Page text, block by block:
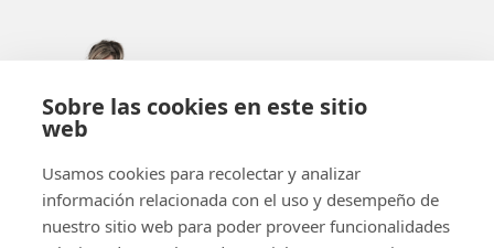
Sobre las cookies en este sitio
web
Usamos cookies para recolectar y analizar
información relacionada con el uso y desempeño de
nuestro sitio web para poder proveer funcionalidades
800-842-9551 (LLAMADA GRATUITA)
Facebook
Instagram
YouTube
LinkedIn